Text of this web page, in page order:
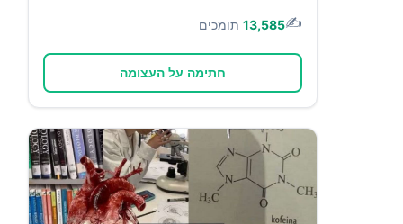
✍️
13,585 תומכים
חתימה על העצומה